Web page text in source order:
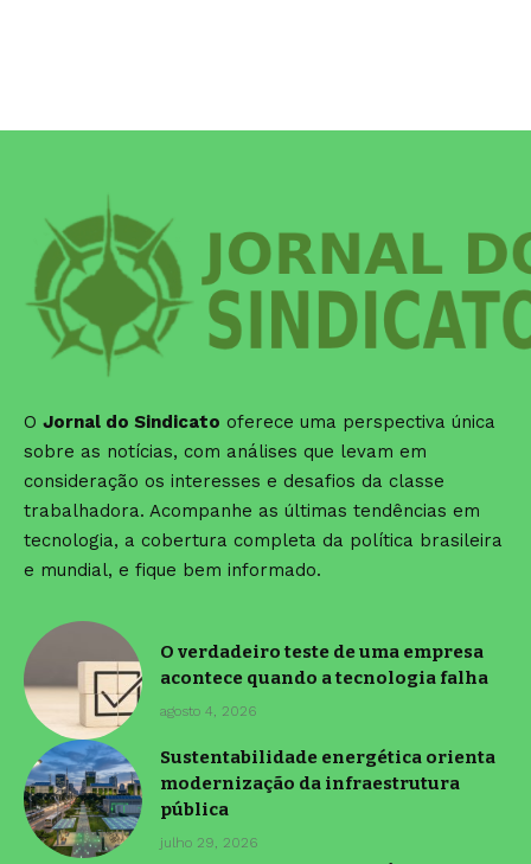
O Jornal do Sindicato oferece uma perspectiva única
sobre as notícias, com análises que levam em
consideração os interesses e desafios da classe
trabalhadora. Acompanhe as últimas tendências em
tecnologia, a cobertura completa da política brasileira
e mundial, e fique bem informado.
O verdadeiro teste de uma empresa
acontece quando a tecnologia falha
agosto 4, 2026
Sustentabilidade energética orienta
modernização da infraestrutura
pública
julho 29, 2026